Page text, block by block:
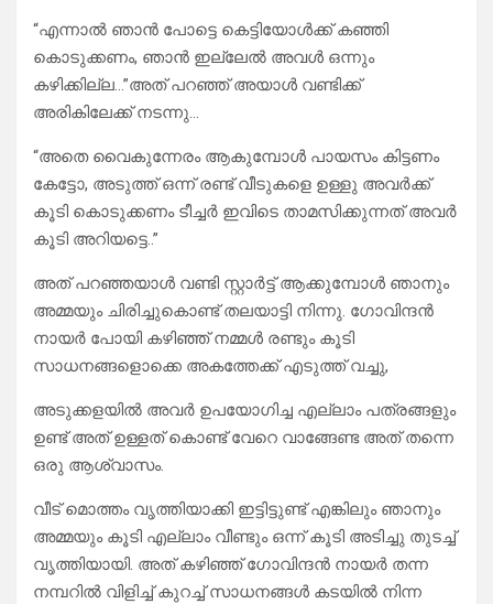
“എന്നാൽ ഞാൻ പോട്ടെ കെട്ടിയോൾക്ക് കഞ്ഞി
കൊടുക്കണം, ഞാൻ ഇല്ലേൽ അവൾ ഒന്നും
കഴിക്കില്ല…”അത് പറഞ്ഞ് അയാൾ വണ്ടിക്ക്
അരികിലേക്ക് നടന്നു…
“അതെ വൈകുന്നേരം ആകുമ്പോൾ പായസം കിട്ടണം
കേട്ടോ, അടുത്ത് ഒന്ന് രണ്ട് വീടുകളെ ഉള്ളു അവർക്ക്
കൂടി കൊടുക്കണം ടീച്ചർ ഇവിടെ താമസിക്കുന്നത് അവർ
കൂടി അറിയട്ടെ..”
അത് പറഞ്ഞയാൾ വണ്ടി സ്റ്റാർട്ട് ആക്കുമ്പോൾ ഞാനും
അമ്മയും ചിരിച്ചുകൊണ്ട് തലയാട്ടി നിന്നു. ഗോവിന്ദൻ
നായർ പോയി കഴിഞ്ഞ് നമ്മൾ രണ്ടും കൂടി
സാധനങ്ങളൊക്കെ അകത്തേക്ക് എടുത്ത് വച്ചു,
അടുക്കളയിൽ അവർ ഉപയോഗിച്ച എല്ലാം പത്രങ്ങളും
ഉണ്ട് അത് ഉള്ളത് കൊണ്ട് വേറെ വാങ്ങേണ്ട അത് തന്നെ
ഒരു ആശ്വാസം.
വീട് മൊത്തം വൃത്തിയാക്കി ഇട്ടിട്ടുണ്ട് എങ്കിലും ഞാനും
അമ്മയും കൂടി എല്ലാം വീണ്ടും ഒന്ന് കൂടി അടിച്ചു തുടച്ച്
വൃത്തിയായി. അത് കഴിഞ്ഞ് ഗോവിന്ദൻ നായർ തന്ന
നമ്പറിൽ വിളിച്ച് കുറച്ച് സാധനങ്ങൾ കടയിൽ നിന്ന